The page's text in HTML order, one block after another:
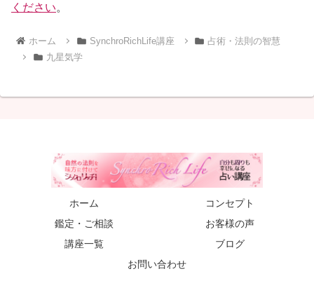
ください。
ホーム SynchroRichLife講座
占術・法則の智慧
九星気学
ホーム
コンセプト
鑑定・ご相談
お客様の声
講座一覧
ブログ
お問い合わせ